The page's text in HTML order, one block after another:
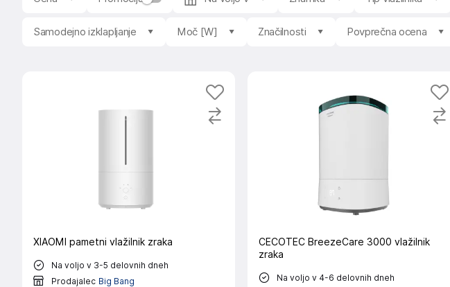
Samodejno izklapljanje Moč [W] Značilnosti Povprečna ocena
XIAOMI pametni vlažilnik zraka
Na voljo v 3-5 delovnih dneh
Prodajalec Big Bang
CECOTEC BreezeCare 3000 vlažilnik
zraka
Na voljo v 4-6 delovnih dneh